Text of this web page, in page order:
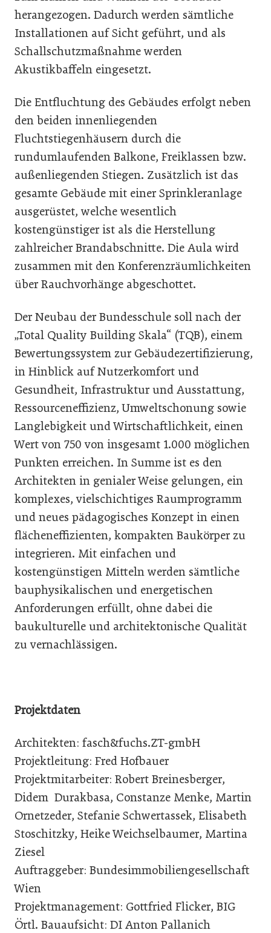
herangezogen. Dadurch werden sämtliche
Installationen auf Sicht geführt, und als
Schallschutzmaßnahme werden
Akustikbaffeln eingesetzt.
Die Entfluchtung des Gebäudes erfolgt neben
den beiden innenliegenden
Fluchtstiegenhäusern durch die
rundumlaufenden Balkone, Freiklassen bzw.
außenliegenden Stiegen. Zusätzlich ist das
gesamte Gebäude mit einer Sprinkleranlage
ausgerüstet, welche wesentlich
kostengünstiger ist als die Herstellung
zahlreicher Brandabschnitte. Die Aula wird
zusammen mit den Konferenzräumlichkeiten
über Rauchvorhänge abgeschottet.
Der Neubau der Bundesschule soll nach der
„Total Quality Building Skala“ (TQB), einem
Bewertungssystem zur Gebäudezertifizierung,
in Hinblick auf Nutzerkomfort und
Gesundheit, Infrastruktur und Ausstattung,
Ressourceneffizienz, Umweltschonung sowie
Langlebigkeit und Wirtschaftlichkeit, einen
Wert von 750 von insgesamt 1.000 möglichen
Punkten erreichen. In Summe ist es den
Architekten in genialer Weise gelungen, ein
komplexes, vielschichtiges Raumprogramm
und neues pädagogisches Konzept in einen
flächeneffizienten, kompakten Baukörper zu
integrieren. Mit einfachen und
kostengünstigen Mitteln werden sämtliche
bauphysikalischen und energetischen
Anforderungen erfüllt, ohne dabei die
baukulturelle und architektonische Qualität
zu vernachlässigen.
Projektdaten
Architekten: fasch&fuchs.ZT-gmbH
Projektleitung: Fred Hofbauer
Projektmitarbeiter: Robert Breinesberger,
Didem Durakbasa, Constanze Menke, Martin
Ornetzeder, Stefanie Schwertassek, Elisabeth
Stoschitzky, Heike Weichselbaumer, Martina
Ziesel
Auftraggeber: Bundesimmobiliengesellschaft
Wien
Projektmanagement: Gottfried Flicker, BIG
Örtl. Bauaufsicht: DI Anton Pallanich